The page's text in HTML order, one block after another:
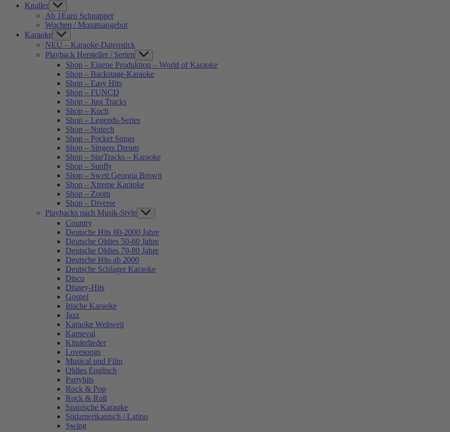
Knaller Show
sub
menu
Ab 1Euro Schnapper
Wochen / Monatsangebot
Karaoke Show
sub
menu
NEU – Karaoke-Datenstick
Playback Hersteller / Serien Show
sub
menu
Shop – Eigene Produktion – World of Karaoke
Shop – Backstage-Karaoke
Shop – Easy Hits
Shop – FUNCD
Shop – Just Tracks
Shop – Koch
Shop – Legends-Series
Shop – Nutech
Shop – Pocket Songs
Shop – Singers Dream
Shop – StarTracks – Karaoke
Shop – Sunfly
Shop – Swett Georgia Brown
Shop – Xtreme Karaoke
Shop – Zoom
Shop – Diverse
Playbacks nach Musik-Style Show
sub
menu
Country
Deutsche Hits 80-2000 Jahre
Deutsche Oldies 50-60 Jahre
Deutsche Oldies 70-80 Jahre
Deutsche Hits ab 2000
Deutsche Schlager Karaoke
Disco
Disney-Hits
Gospel
Irische Karaoke
Jazz
Karaoke Weltweit
Karneval
Kinderlieder
Lovesongs
Musical und Film
Oldies Englisch
Partyhits
Rock & Pop
Rock & Roll
Spanische Karaoke
Südamerikanisch / Latino
Swing